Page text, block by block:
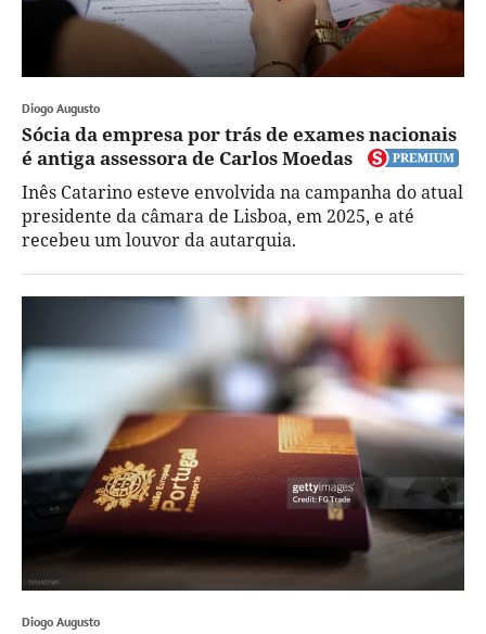
Diogo Augusto
Sócia da empresa por trás de exames nacionais
é antiga assessora de Carlos Moedas
Inês Catarino esteve envolvida na campanha do atual
presidente da câmara de Lisboa, em 2025, e até
recebeu um louvor da autarquia.
Diogo Augusto